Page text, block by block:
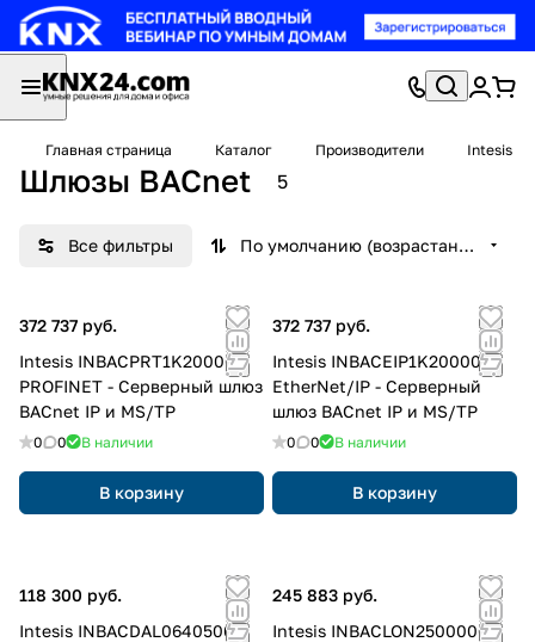
Главная страница Каталог Производители Intesis
Шлюзы BACnet 5
Все фильтры По умолчанию (возрастание)
372 737 руб.
Intesis INBACPRT1K20000
PROFINET - Серверный шлюз
BACnet IP и MS/TP
0 0 В наличии
В корзину
372 737 руб.
Intesis INBACEIP1K20000
EtherNet/IP - Серверный
шлюз BACnet IP и MS/TP
0 0 В наличии
В корзину
118 300 руб.
Intesis INBACDAL0640500
245 883 руб.
Intesis INBACLON2500000